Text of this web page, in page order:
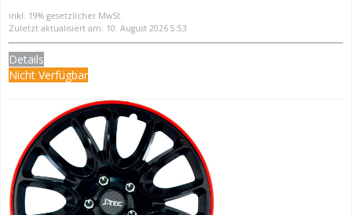
inkl. 19% gesetzlicher MwSt.
Zuletzt aktualisiert am: 10. August 2026 5:53
Details
Nicht Verfügbar